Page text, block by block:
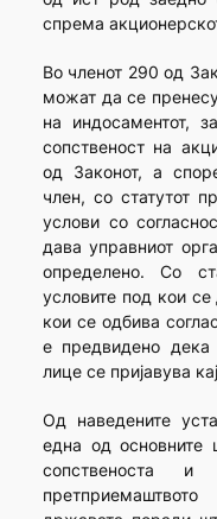
спрема
Во членот 290 од
можат да се
на индосаментот,
сопственост на
од Законот, а
член, со статутот
услови со
дава управниот
определено. Со
условите под кои
кои се одбива
е предвидено дека
лице се пријавува
Од наведените
една од основните
сопственоста